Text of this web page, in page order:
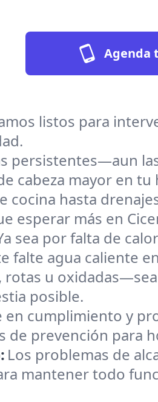
Agenda
listos para
persistentes—aun
cabeza mayor en tu
cocina hasta
esperar más en
sea por falta de
falte agua caliente
rotas u
posible.
en cumplimiento y
prevención para
Los problemas de
mantener todo